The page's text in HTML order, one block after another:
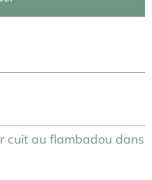
cuit au flambadou dans